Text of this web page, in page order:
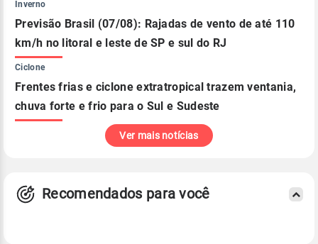
Inverno
Previsão Brasil (07/08): Rajadas de vento de até 110
km/h no litoral e leste de SP e sul do RJ
Ciclone
Frentes frias e ciclone extratropical trazem ventania,
chuva forte e frio para o Sul e Sudeste
Ver mais notícias
Recomendados para você